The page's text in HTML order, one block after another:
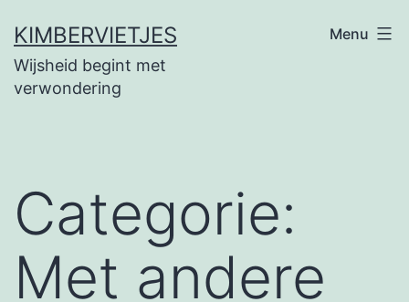
naar
de
KIMBERVIETJES
Wijsheid begint met
verwondering
Menu
Categorie:
Met andere